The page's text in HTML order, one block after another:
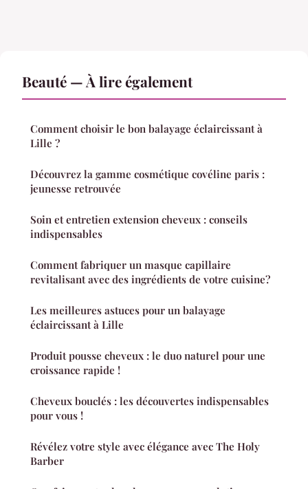
Beauté — À lire également
Comment choisir le bon balayage éclaircissant à
Lille ?
Découvrez la gamme cosmétique covéline paris :
jeunesse retrouvée
Soin et entretien extension cheveux : conseils
indispensables
Comment fabriquer un masque capillaire
revitalisant avec des ingrédients de votre cuisine?
Les meilleures astuces pour un balayage
éclaircissant à Lille
Produit pousse cheveux : le duo naturel pour une
croissance rapide !
Cheveux bouclés : les découvertes indispensables
pour vous !
Révélez votre style avec élégance avec The Holy
Barber